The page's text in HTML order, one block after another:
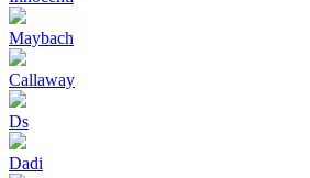
Maybach
Callaway
Ds
Dadi